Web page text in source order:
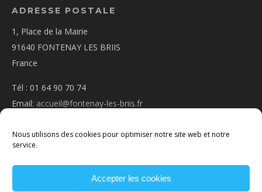
Nous utilisons des cookies pour optimiser notre site web et notre
service.
Accepter les cookies
ADRESSE POSTALE
1, Place de la Mairie
91640 FONTENAY LES BRIIS
France
Tél : 01 64 90 70 74
Email: accueil@fontenay-les-briis.fr
NOUS CONTACTER